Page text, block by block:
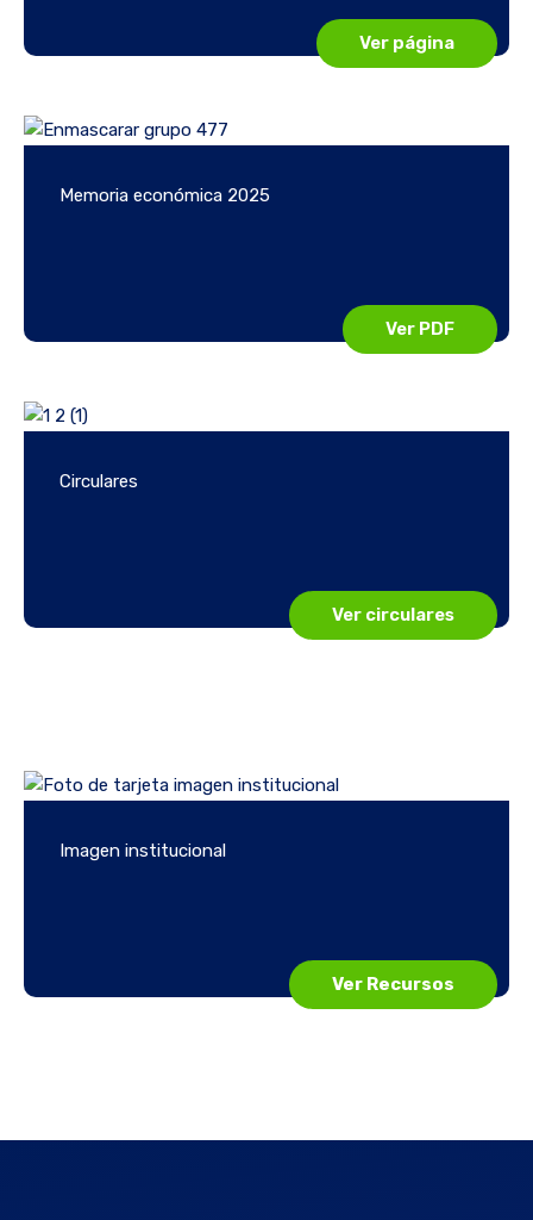
Ver página
Memoria económica 2025
Ver PDF
Circulares
Ver circulares
Imagen institucional
Ver Recursos